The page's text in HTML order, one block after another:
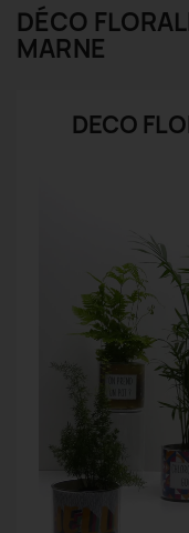
DÉCO
MARNE
DECO